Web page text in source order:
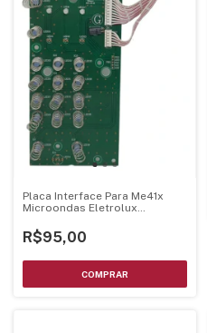
Placa Interface Para Me41x
Microondas Eletrolux
R$95,00